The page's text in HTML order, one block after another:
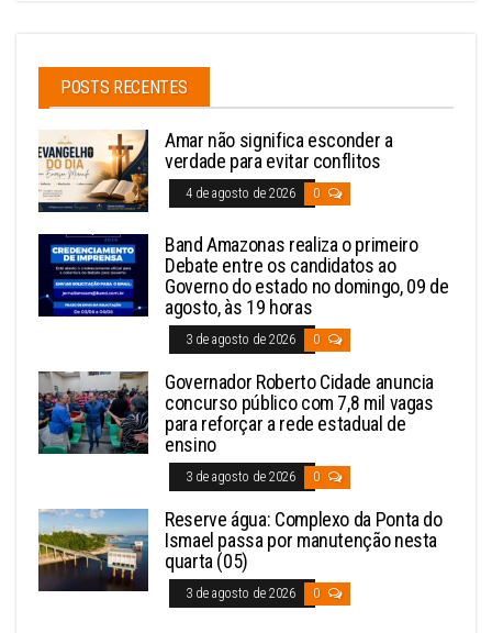
POSTS RECENTES
Amar não significa esconder a
verdade para evitar conflitos
4 de agosto de 2026 0
Band Amazonas realiza o primeiro
Debate entre os candidatos ao
Governo do estado no domingo, 09 de
agosto, às 19 horas
3 de agosto de 2026 0
Governador Roberto Cidade anuncia
concurso público com 7,8 mil vagas
para reforçar a rede estadual de
ensino
3 de agosto de 2026 0
Reserve água: Complexo da Ponta do
Ismael passa por manutenção nesta
quarta (05)
3 de agosto de 2026 0